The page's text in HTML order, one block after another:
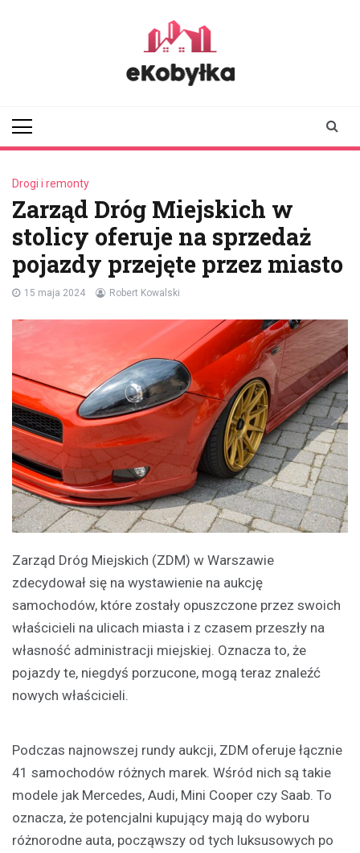
Drogi i remonty
Zarząd Dróg Miejskich w
stolicy oferuje na sprzedaż
pojazdy przejęte przez miasto
15 maja 2024 Robert Kowalski
Zarząd Dróg Miejskich (ZDM) w Warszawie
zdecydował się na wystawienie na aukcję
samochodów, które zostały opuszczone przez swoich
właścicieli na ulicach miasta i z czasem przeszły na
własność administracji miejskiej. Oznacza to, że
pojazdy te, niegdyś porzucone, mogą teraz znaleźć
nowych właścicieli.
Podczas najnowszej rundy aukcji, ZDM oferuje łącznie
41 samochodów różnych marek. Wśród nich są takie
modele jak Mercedes, Audi, Mini Cooper czy Saab. To
oznacza, że potencjalni kupujący mają do wyboru
różnorodne auta, począwszy od tych luksusowych po